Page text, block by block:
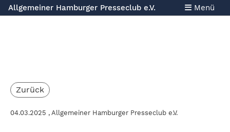
Allgemeiner Hamburger Presseclub e.V. Menü
Zurück
04.03.2025 , Allgemeiner Hamburger Presseclub e.V.